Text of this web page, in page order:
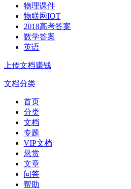
物理课件
物联网IOT
2018高考答案
数学答案
英语
上传文档赚钱
文档分类
首页
分类
文档
专题
VIP文档
悬赏
文章
问答
帮助